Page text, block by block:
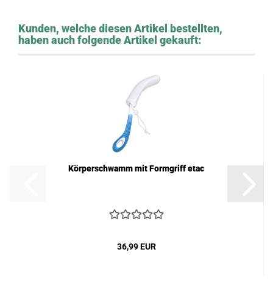
Kunden, welche diesen Artikel bestellten,
haben auch folgende Artikel gekauft:
Körperschwamm mit Formgriff etac
36,99 EUR